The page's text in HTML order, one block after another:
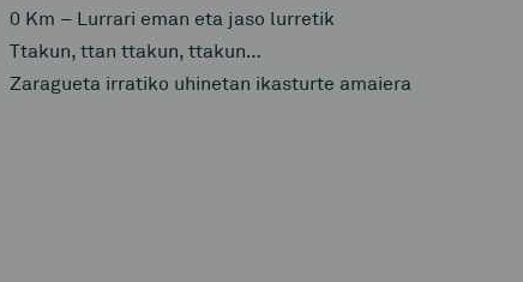
0 Km – Lurrari eman eta jaso lurretik
Ttakun, ttan ttakun, ttakun…
Zaragueta irratiko uhinetan ikasturte amaiera